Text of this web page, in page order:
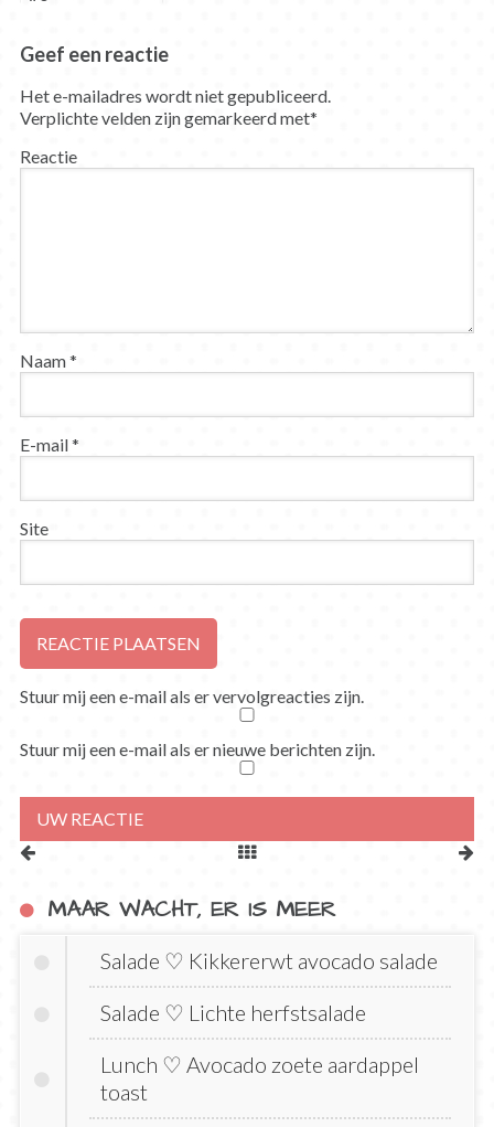
Geef een reactie
Het e-mailadres wordt niet gepubliceerd.
Verplichte velden zijn gemarkeerd met*
Reactie
Naam*
E-mail*
Site
Stuur mij een e-mail als er vervolgreacties zijn.
Stuur mij een e-mail als er nieuwe berichten zijn.
MAAR WACHT, ER IS MEER
Salade ♡ Kikkererwt avocado salade
Salade ♡ Lichte herfstsalade
Lunch ♡ Avocado zoete aardappel
toast